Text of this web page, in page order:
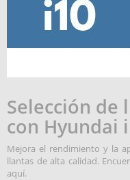
Selección de
con Hyundai
Mejora el rendimiento y la
llantas de alta calidad.
aquí.